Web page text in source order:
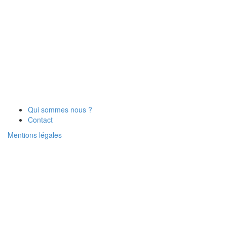
Qui sommes nous ?
Contact
Mentions légales